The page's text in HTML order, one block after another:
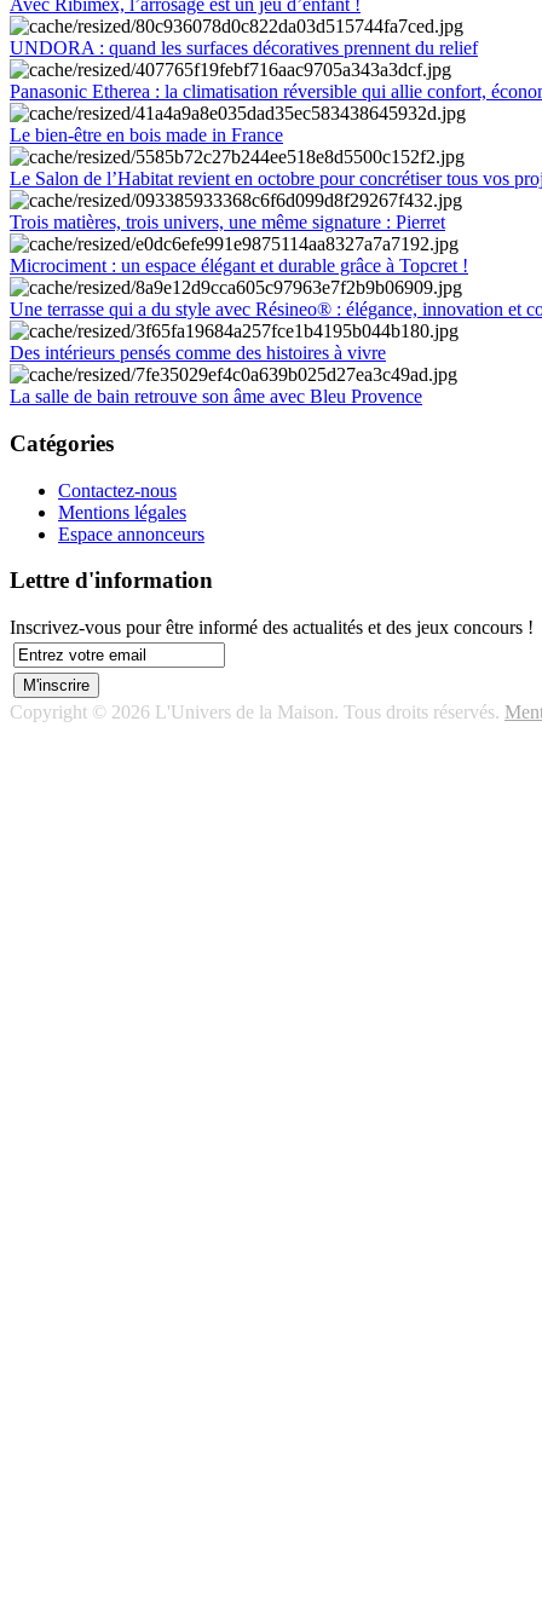
Avec Ribimex, l’arrosage est un jeu d’enfant !
UNDORA : quand les surfaces décoratives prennent du relief
Panasonic Etherea : la climatisation réversible qui allie confort,
Le bien-être en bois made in France
Le Salon de l’Habitat revient en octobre pour concrétiser tous vos
Trois matières, trois univers, une même signature : Pierret
Microciment : un espace élégant et durable grâce à Topcret !
Une terrasse qui a du style avec Résineo® : élégance, innovation et
Des intérieurs pensés comme des histoires à vivre
La salle de bain retrouve son âme avec Bleu Provence
Catégories
Contactez-nous
Mentions légales
Espace annonceurs
Lettre d'information
Inscrivez-vous pour être informé des actualités et des jeux concours !
Copyright © 2026 L'Univers de la Maison. Tous droits réservés.